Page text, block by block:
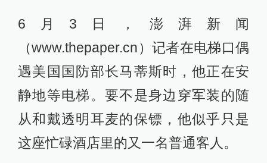
6月3日，澎湃新闻
（www.thepaper.cn）记者在电梯口偶
遇美国国防部长马蒂斯时，他正在安
静地等电梯。要不是身边穿军装的随
从和戴透明耳麦的保镖，他似乎只是
这座忙碌酒店里的又一名普通客人。